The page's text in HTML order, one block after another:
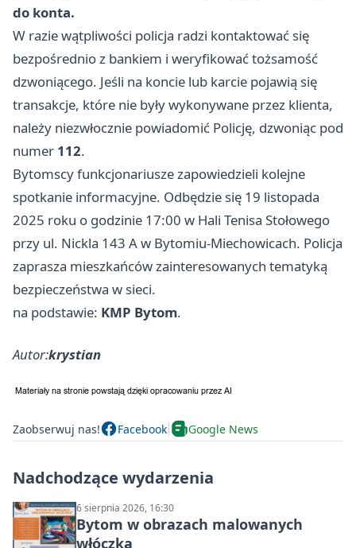
do konta.
W razie wątpliwości policja radzi kontaktować się
bezpośrednio z bankiem i weryfikować tożsamość
dzwoniącego. Jeśli na koncie lub karcie pojawią się
transakcje, które nie były wykonywane przez klienta,
należy niezwłocznie powiadomić Policję, dzwoniąc pod
numer 112.
Bytomscy funkcjonariusze zapowiedzieli kolejne
spotkanie informacyjne. Odbędzie się 19 listopada
2025 roku o godzinie 17:00 w Hali Tenisa Stołowego
przy ul. Nickla 143 A w Bytomiu-Miechowicach. Policja
zaprasza mieszkańców zainteresowanych tematyką
bezpieczeństwa w sieci.
na podstawie: KMP Bytom.
Autor:krystian
Zaobserwuj nas! Facebook Google News
Nadchodzące wydarzenia
6 sierpnia 2026, 16:30
Bytom w obrazach malowanych
włóczką